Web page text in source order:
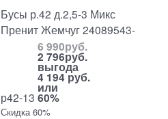
Бусы р.42 д.2,5-3 Микс
Пренит Жемчуг 24089543-
р42-13
6 990руб.
2 796руб.
выгода
4 194 руб.
или
60%
Скидка 60%